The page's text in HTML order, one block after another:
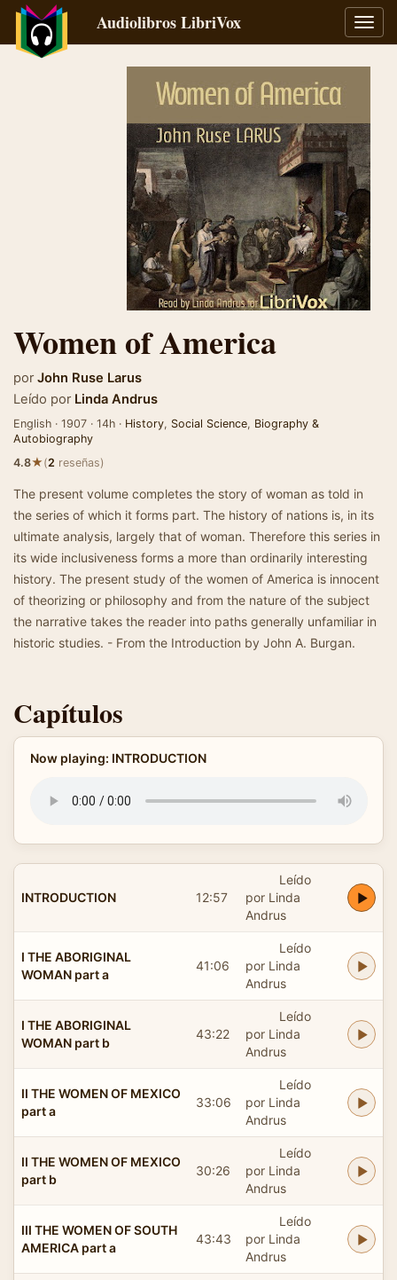
Audiolibros LibriVox
Women of America
por John Ruse Larus
Leído por Linda Andrus
English · 1907 · 14h · History, Social Science, Biography &
Autobiography
4.8★(2 reseñas)
The present volume completes the story of woman as told in
the series of which it forms part. The history of nations is, in its
ultimate analysis, largely that of woman. Therefore this series in
its wide inclusiveness forms a more than ordinarily interesting
history. The present study of the women of America is innocent
of theorizing or philosophy and from the nature of the subject
the narrative takes the reader into paths generally unfamiliar in
historic studies. - From the Introduction by John A. Burgan.
Capítulos
Now playing: INTRODUCTION
INTRODUCTION 12:57
Leído
por Linda
Andrus
I THE ABORIGINAL
WOMAN part a
41:06
Leído
por Linda
Andrus
I THE ABORIGINAL
WOMAN part b
43:22
Leído
por Linda
Andrus
II THE WOMEN OF MEXICO
part a
33:06
Leído
por Linda
Andrus
II THE WOMEN OF MEXICO
part b
30:26
Leído
por Linda
Andrus
III THE WOMEN OF SOUTH
AMERICA part a
43:43
Leído
por Linda
Andrus